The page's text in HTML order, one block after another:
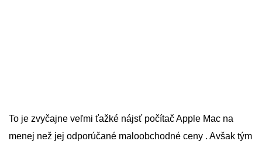
To je zvyčajne veľmi ťažké nájsť počítač Apple Mac na
menej než jej odporúčané maloobchodné ceny . Avšak tým